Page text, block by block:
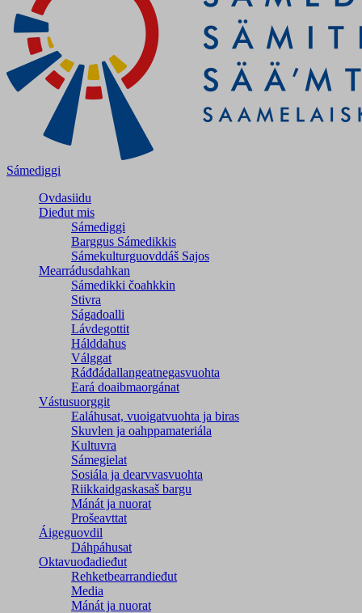
Sámediggi
Ovdasiidu
Dieđut mis
Sámediggi
Barggus Sámedikkis
Sámekulturguovddáš Sajos
Mearrádusdahkan
Sámedikki čoahkkin
Stivra
Ságadoalli
Lávdegottit
Hálddahus
Válggat
Ráđđádallangeatnegas­vuohta
Eará doaibmaorgánat
Vástusuorggit
Ealáhusat, vuoigatvuohta ja biras
Skuvlen ja oahppamateriála
Kultuvra
Sámegielat
Sosiála ja dearvvasvuohta
Riikkaidgaskasaš bargu
Mánát ja nuorat
Prošeavttat
Áigeguovdil
Dáhpáhusat
Oktavuođadieđut
Rehketbearrandieđut
Media
Mánát ja nuorat